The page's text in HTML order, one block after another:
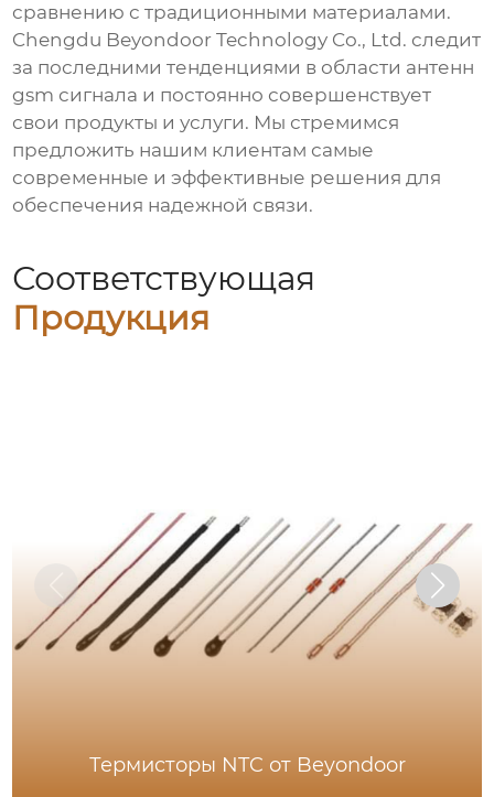
сравнению с традиционными материалами.
Chengdu Beyondoor Technology Co., Ltd. следит
за последними тенденциями в области антенн
gsm сигнала и постоянно совершенствует
свои продукты и услуги. Мы стремимся
предложить нашим клиентам самые
современные и эффективные решения для
обеспечения надежной связи.
Соответствующая
Продукция
Термисторы NTC от Beyondoor